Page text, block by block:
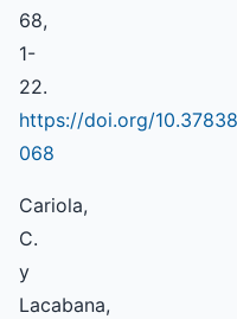
68,
1-
22.
https://doi.org/
068
Cariola,
C.
y
Lacabana,